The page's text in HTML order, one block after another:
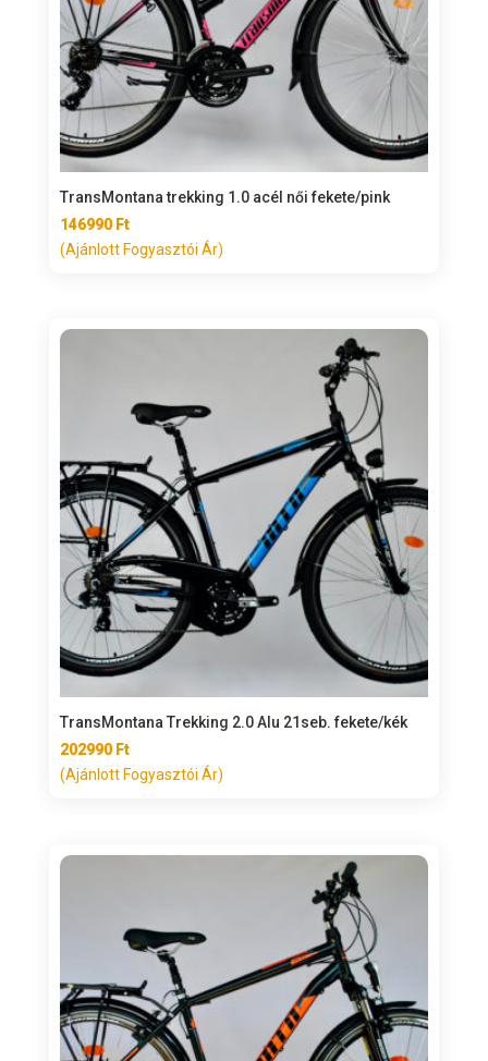
TransMontana trekking 1.0 acél női fekete/pink
146990 Ft
(Ajánlott Fogyasztói Ár)
TransMontana Trekking 2.0 Alu 21seb. fekete/kék
202990 Ft
(Ajánlott Fogyasztói Ár)